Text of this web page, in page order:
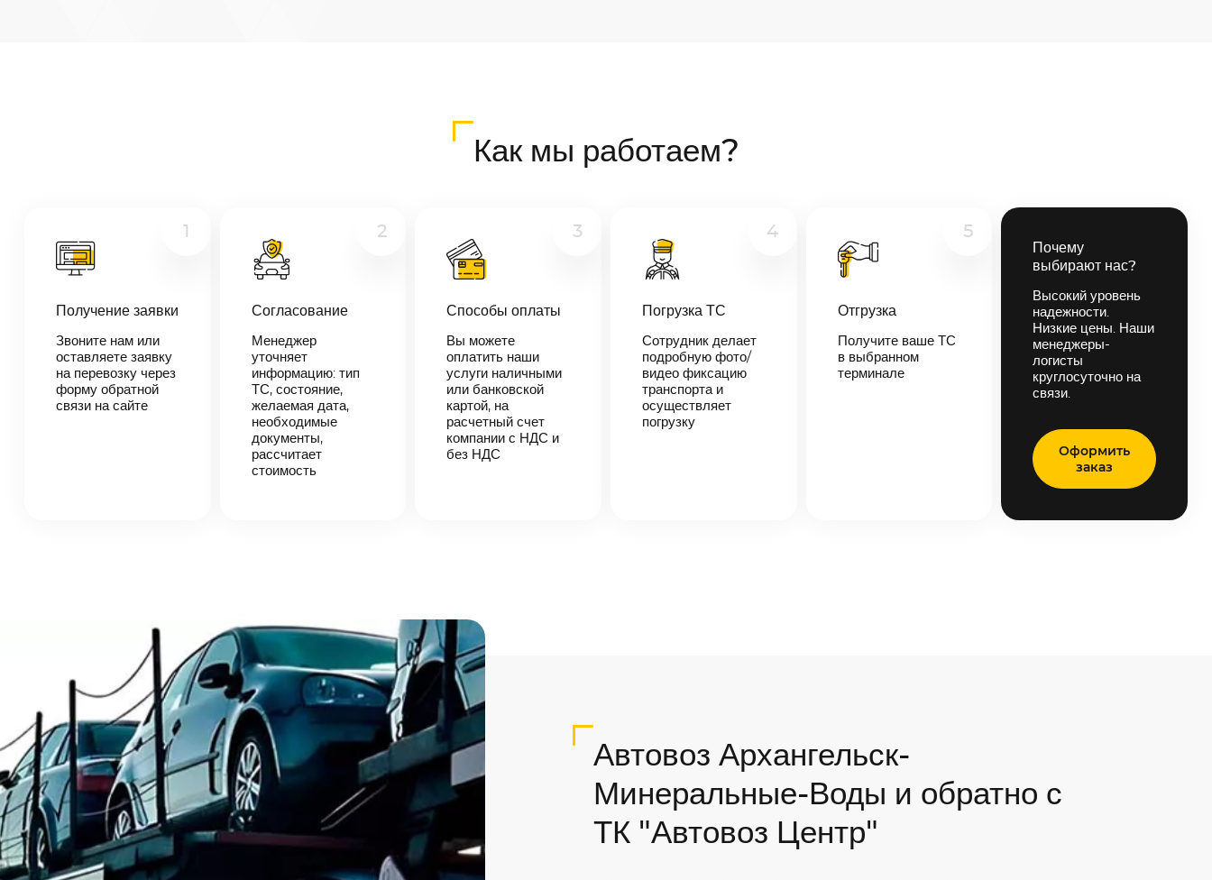
В течении 10
менеджер-
логист
свяжется с
вами,
Как мы работаем?
1
Получение заявки
Звоните нам или
оставляете заявку
на перевозку через
форму обратной
связи на сайте
2
Согласование
Менеджер
уточняет
информацию: тип
ТС, состояние,
желаемая дата,
необходимые
документы,
рассчитает
стоимость
3
Способы оплаты
Вы можете
оплатить наши
услуги наличными
или банковской
картой, на
расчетный счет
компании с НДС и
без НДС
4
Погрузка ТС
Сотрудник делает
подробную фото/
видео фиксацию
транспорта и
осуществляет
погрузку
5
Отгрузка
Получите ваше ТС
в выбранном
терминале
Почему
выбирают нас?
Высокий уровень
надежности.
Низкие цены. Наши
менеджеры-
логисты
круглосуточно на
связи.
Оформить
заказ
Автовоз Архангельск-
Минеральные-Воды и обратно с
ТК "Автовоз Центр"